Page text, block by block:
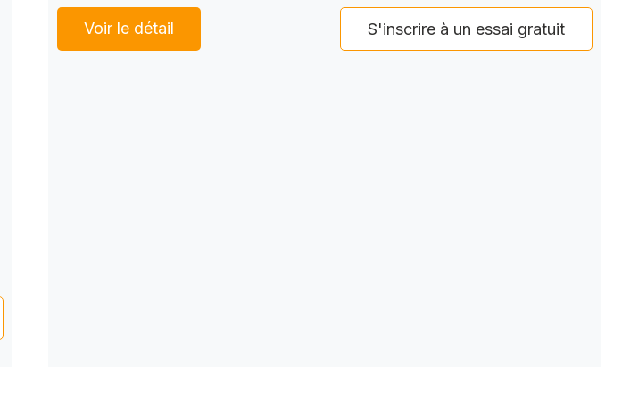
Voir le détail S'inscrire à un essai gratuit